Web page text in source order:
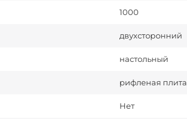
1000
двухсторонний
настольный
рифленая плита
Нет